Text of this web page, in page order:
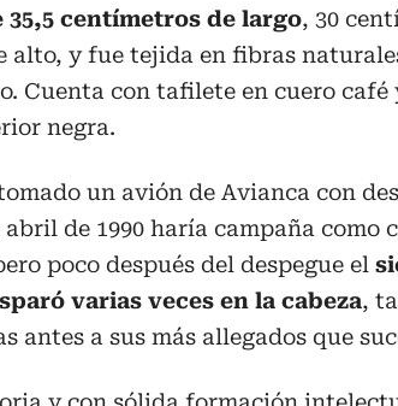
35,5 centímetros de largo, 30
alto, y fue tejida en fibras
Cuenta con tafilete en cuero café
negra.
un avión de Avianca con
abril de 1990 haría campaña como
poco después del despegue el
varias veces en la cabeza,
antes a sus más allegados que